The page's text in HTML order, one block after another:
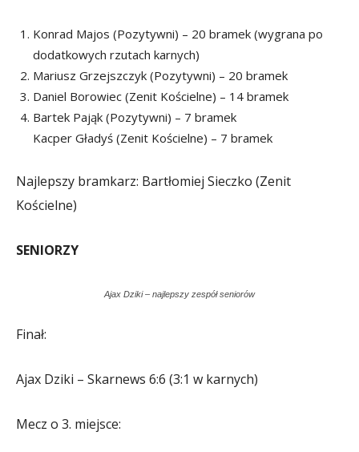
Konrad Majos (Pozytywni) – 20 bramek (wygrana po
dodatkowych rzutach karnych)
Mariusz Grzejszczyk (Pozytywni) – 20 bramek
Daniel Borowiec (Zenit Kościelne) – 14 bramek
Bartek Pająk (Pozytywni) – 7 bramek
Kacper Gładyś (Zenit Kościelne) – 7 bramek
Najlepszy bramkarz: Bartłomiej Sieczko (Zenit
Kościelne)
SENIORZY
Ajax Dziki – najlepszy zespół seniorów
Finał:
Ajax Dziki – Skarnews 6:6 (3:1 w karnych)
Mecz o 3. miejsce: